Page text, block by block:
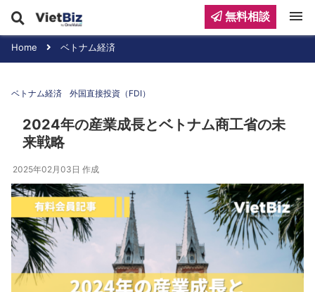
Home ベトナム経済
ベトナム経済 外国直接投資（FDI）
2024年の産業成長とベトナム商工省の未
来戦略
2025年02月03日 作成
無料相談 menu